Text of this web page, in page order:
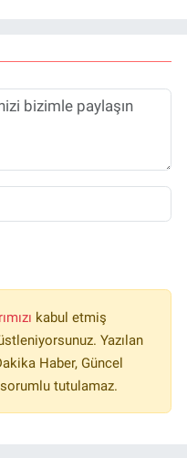
kabul etmiş
Yazılan
Haber, Güncel
tutulamaz.